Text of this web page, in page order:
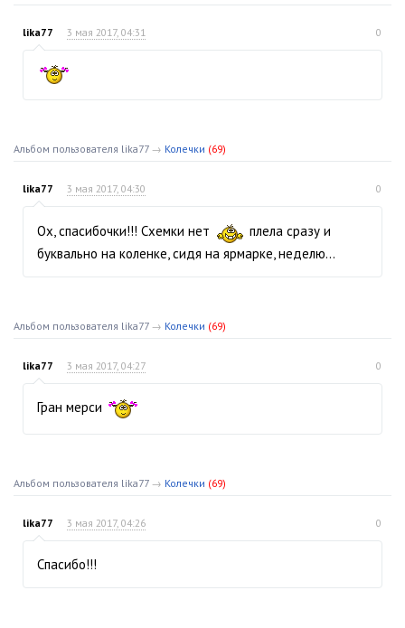
lika77 3 мая 2017, 04:31 0
Альбом пользователя lika77→ Колечки (69)
lika77 3 мая 2017, 04:30 0
Ох, спасибочки!!! Схемки нет
плела сразу и
буквально на коленке, сидя на ярмарке, неделю…
Альбом пользователя lika77→ Колечки (69)
lika77 3 мая 2017, 04:27 0
Гран мерси
Альбом пользователя lika77→ Колечки (69)
lika77 3 мая 2017, 04:26 0
Спасибо!!!